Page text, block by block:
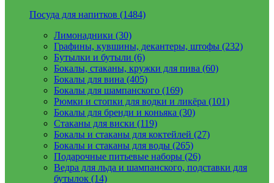
Посуда для напитков (1484)
Лимонадники (30)
Графины, кувшины, декантеры, штофы (232)
Бутылки и бутыли (6)
Бокалы, стаканы, кружки для пива (60)
Бокалы для вина (405)
Бокалы для шампанского (169)
Рюмки и стопки для водки и ликёра (101)
Бокалы для бренди и коньяка (30)
Стаканы для виски (119)
Бокалы и стаканы для коктейлей (27)
Бокалы и стаканы для воды (265)
Подарочные питьевые наборы (26)
Ведра для льда и шампанского, подставки для
бутылок (14)